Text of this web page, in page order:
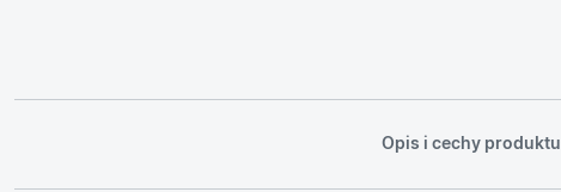
Opis i cechy produktu